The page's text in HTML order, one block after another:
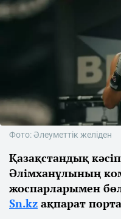
Фото: Әлеуметтік желіден
Қазақстандық
Әлімханұлының
жоспарларымен
Sn.kz ақпарат